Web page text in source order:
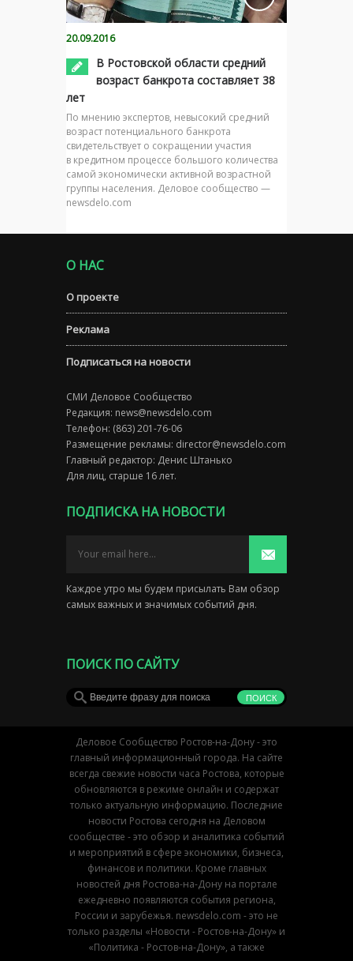
20.09.2016
В Ростовской области средний
возраст банкрота составляет 38
лет
По мнению экспертов, невысокий средний
возраст потенциального банкрота
свидетельствует о сокращении участия
в кредитном процессе большого количества
самой экономически активной возрастной
группы населения. Деловое сообщество —
newsdelo.com
О НАС
О проекте
Реклама
Подписаться на новости
СМИ Деловое Сообщество
Редакция: news@newsdelo.com
Телефон: (863) 201-76-06
Размещение рекламы: director@newsdelo.com
Главный редактор: Денис Штанько
Для лиц, старше 16 лет.
ПОДПИСКА НА НОВОСТИ
Каждое утро мы будем присылать Вам обзор
самых важных и значимых событий дня.
ПОИСК ПО САЙТУ
Деловое Сообщество Ростов-на-Дону - это
главный информационный города. На сайте
всегда свежие новости часа Ростова, которые
обновляются в режиме онлайн и содержат
только актуальную информацию. Последние
новости Ростова сегодня на Деловом
сообществе - это обзор и аналитика событий
и мероприятий в сфере экономики, бизнеса,
финансов и политики. Кроме главных
новостей дня Ростова-на-Дону на портале
ежедневно появляются события региона,
России и зарубежья. newsdelo.com - это не
только разделы «Новости - Ростов-на-Дону» и
«Политика - Ростов-на-Дону», а также